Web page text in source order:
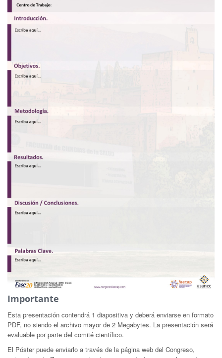
Importante
Esta presentación contendrá 1 diapositiva y deberá enviarse en formato
PDF, no siendo el archivo mayor de 2 Megabytes. La presentación será
evaluable por parte del comité científico.
El Póster puede enviarlo a través de la página web del Congreso,